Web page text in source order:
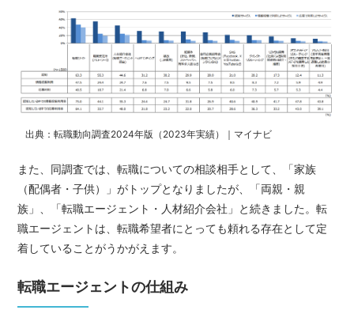
出典：転職動向調査2024年版（2023年実績）｜マイナビ
また、同調査では、転職についての相談相手として、「家族
（配偶者・子供）」がトップとなりましたが、「両親・親
族」、「転職エージェント・人材紹介会社」と続きました。転
職エージェントは、転職希望者にとっても頼れる存在として定
着していることがうかがえます。
転職エージェントの仕組み